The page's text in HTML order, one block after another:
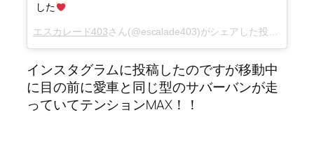
した
エスカレード403さん(@escalade403)がシェアした投稿 –
インスタグラムに投稿したのですが移動中
に目の前に愛車と同じ型のサバーバンが走
っていてテンションMAX！！